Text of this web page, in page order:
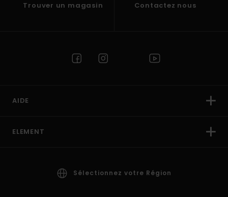
Trouver un magasin Contactez nous
AIDE
ELEMENT
Sélectionnez votre Région